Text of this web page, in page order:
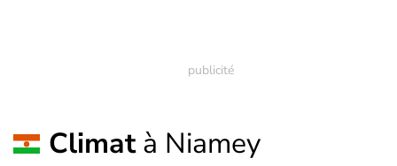
Climatà Niamey